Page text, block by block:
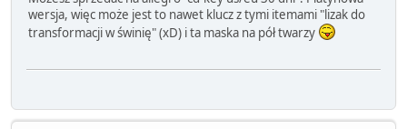
wersja, więc może jest to nawet klucz z tymi itemami "lizak do
transformacji w świnię" (xD) i ta maska na pół twarzy